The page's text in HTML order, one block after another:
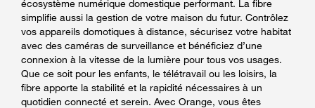
écosystème numérique domestique performant. La fibre
simplifie aussi la gestion de votre maison du futur. Contrôlez
vos appareils domotiques à distance, sécurisez votre habitat
avec des caméras de surveillance et bénéficiez d’une
connexion à la vitesse de la lumière pour tous vos usages.
Que ce soit pour les enfants, le télétravail ou les loisirs, la
fibre apporte la stabilité et la rapidité nécessaires à un
quotidien connecté et serein. Avec Orange, vous êtes